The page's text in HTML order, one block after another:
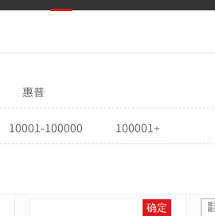
惠普
10001-100000 100001+
确定